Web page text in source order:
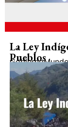
La Ley
Pueblos
Gobierno